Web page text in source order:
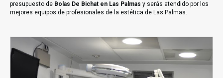
presupuesto de Bolas De Bichat en Las Palmas y serás atendido por los
mejores equipos de profesionales de la estética de Las Palmas.